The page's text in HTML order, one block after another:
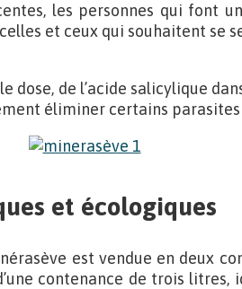
les personnes qui font
et ceux qui souhaitent se
dose, de l’acide salicylique
éliminer certains
et écologiques
est vendue en deux
contenance de trois litres,